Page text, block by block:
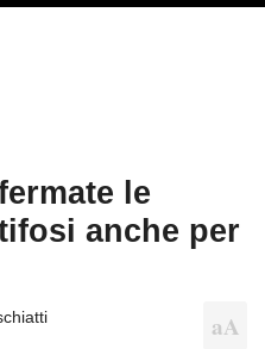
le
anche per